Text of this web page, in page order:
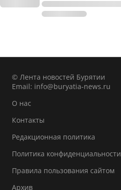
© Лента новостей Бурятии
Email: info@buryatia-news.ru
О нас
Контакты
Редакционная политика
Политика конфиденциальности
Правила пользования сайтом
Архив